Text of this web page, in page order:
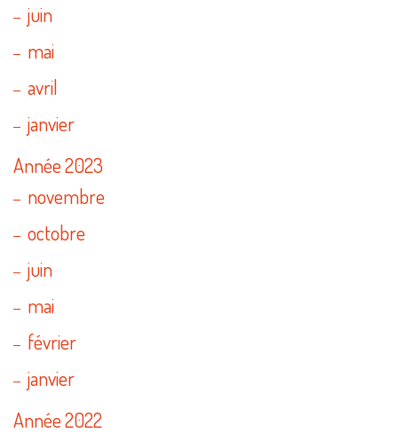
juin
mai
avril
janvier
Année 2023
novembre
octobre
juin
mai
février
janvier
Année 2022